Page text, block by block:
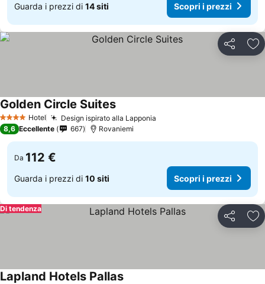
Guarda i prezzi di 14 siti Scopri i prezzi
Condividi
4 Stelle Hotel Design ispirato alla Lapponia
Golden Circle Suites
8,6 Eccellente 667 Rovaniemi
Da 112 €
Guarda i prezzi di 10 siti Scopri i prezzi
Condividi
Di tendenza
Lapland Hotels Pallas